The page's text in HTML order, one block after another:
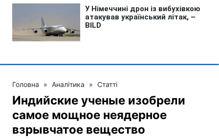
Головна » Аналітика » Статті
Индийские ученые изобрели
самое мощное неядерное
взрывчатое вещество